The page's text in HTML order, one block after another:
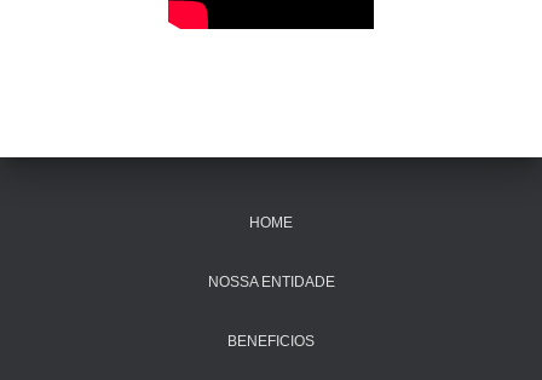
HOME
NOSSA ENTIDADE
BENEFICIOS